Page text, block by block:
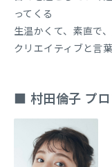
ってくる
生温かくて、素直で
クリエイティブと言
■ 村田倫子 プロ